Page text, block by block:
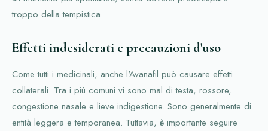
troppo della tempistica.
Effetti indesiderati e precauzioni d'uso
Come tutti i medicinali, anche l'Avanafil può causare effetti
collaterali. Tra i più comuni vi sono mal di testa, rossore,
congestione nasale e lieve indigestione. Sono generalmente di
entità leggera e temporanea. Tuttavia, è importante seguire